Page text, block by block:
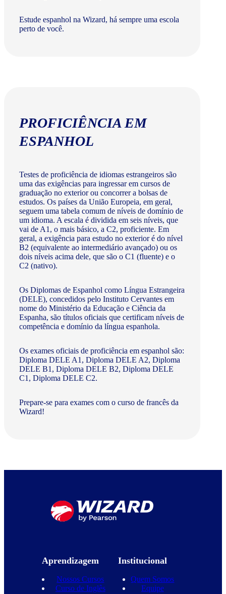
Estude espanhol na Wizard, há sempre uma escola
perto de você.
PROFICIÊNCIA EM
ESPANHOL
Testes de proficiência de idiomas estrangeiros são
uma das exigências para ingressar em cursos de
graduação no exterior ou concorrer a bolsas de
estudos. Os países da União Europeia, em geral,
seguem uma tabela comum de níveis de domínio de
um idioma. A escala é dividida em seis níveis, que
vai de A1, o mais básico, a C2, proficiente. Em
geral, a exigência para estudo no exterior é do nível
B2 (equivalente ao intermediário avançado) ou os
dois níveis acima dele, que são o C1 (fluente) e o
C2 (nativo).
Os Diplomas de Espanhol como Língua Estrangeira
(DELE), concedidos pelo Instituto Cervantes em
nome do Ministério da Educação e Ciência da
Espanha, são títulos oficiais que certificam níveis de
competência e domínio da língua espanhola.
Os exames oficiais de proficiência em espanhol são:
Diploma DELE A1, Diploma DELE A2, Diploma
DELE B1, Diploma DELE B2, Diploma DELE
C1, Diploma DELE C2.
Prepare-se para exames com o curso de francês da
Wizard!
Aprendizagem
Nossos Cursos
Curso de Inglês
Institucional
Quem Somos
Equipe